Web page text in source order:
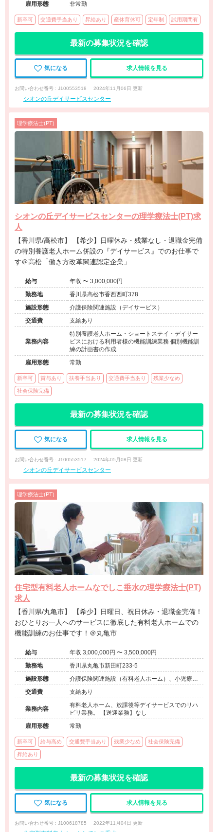
雇用形態
非常勤
新卒可 交通費手当あり 昇給あり 産休育休可 定年制 試用期間有
最新の募集状況を確認
気になる 求人情報を見る
お問い合わせ番号 : J100553518 2024年11月06日 更新
シオンの丘デイサービスセンター
理学療法士(PT)
シオンの丘デイサービスセンターの理学療法士(PT)求
人
【香川県/高松市】 【希少】日曜休み・残業なし・退職金完備
の特別養護老人ホーム併設の『デイサービス』でのお仕事で
す＠高松「働き方改革関連認定企業」
給与
年収 〜 3,000,000円
勤務地
香川県高松市香西西町378
施設形態
介護保険関連施設（デイサービス）
交通費
支給あり
業務内容
特別養護老人ホーム・ショートステイ・デイサー
ビスにおける利用者様の機能訓練業務 個別機能訓
練の計画書の作成
雇用形態
常勤
新卒可 賞与あり 扶養手当あり 交通費手当あり 残業少なめ
社会保険完備
最新の募集状況を確認
気になる 求人情報を見る
お問い合わせ番号 : J100553517 2024年05月08日 更新
シオンの丘デイサービスセンター
理学療法士(PT)
住宅型有料老人ホームなでしこ垂水の理学療法士(PT)
求人
【香川県/丸亀市】 【希少】日曜日、祝日休み・退職金完備！
おひとりお一人へのサービスに徹底した有料老人ホームでの
機能訓練のお仕事です！＠丸亀市
給与
年収 3,000,000円 〜 3,500,000円
勤務地
香川県丸亀市新田町233-5
施設形態
介護保険関連施設（有料老人ホーム）、小児療育
（小児施設/放課後等デイサービス）
交通費 支給あり
業務内容
有料老人ホーム、放課後等デイサービスでのリハ
ビリ業務。 【送迎業務】なし
雇用形態
常勤
新卒可 給与高め 交通費手当あり 残業少なめ 社会保険完備
昇給あり
最新の募集状況を確認
気になる 求人情報を見る
お問い合わせ番号 : J100618785 2022年11月04日 更新